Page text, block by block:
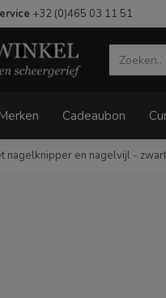
+32 (0)465 03 11 51
Merken Cadeaubon
nagelknipper en nagelvijl -